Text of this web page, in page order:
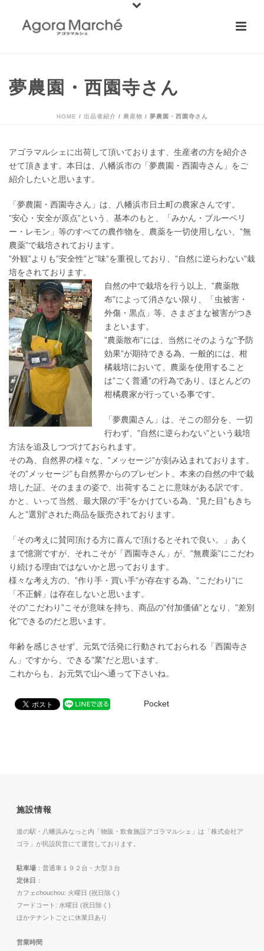
夢農園・西園寺さん
HOME / 出品者紹介 / 農産物 / 夢農園・西園寺さん
アゴラマルシェに出荷して頂いております、生産者の方を紹介さ
せて頂きます。本日は、八幡浜市の「夢農園・西園寺さん」をご
紹介したいと思います。
「夢農園・西園寺さん」は、八幡浜市日土町の農家さんです。
”安心・安全が原点”という、基本のもと、「みかん・ブルーベリ
ー・レモン」等のすべての農作物を、農薬を一切使用しない、”無
農薬”で栽培されております。
”外観”よりも”安全性”と”味”を重視しており、”自然に逆らわない”栽
培をされております。
自然の中で栽培を行う以上、”農薬散
布”によって消さない限り、「虫被害・
外傷・黒点」等、さまざまな被害がつき
まといます。
”農薬散布”には、当然にそのような”予防
効果”が期待できる為、一般的には、柑
橘栽培において、農薬を使用すること
は”ごく普通”の行為であり、ほとんどの
柑橘農家が行っている事です。
「夢農園さん」は、そこの部分を、一切
行わず、”自然に逆らわない”という栽培
方法を追及しつづけておられます。
その為、自然界の様々な、”メッセージ”が刻み込まれております。
その”メッセージ”も自然界からのプレゼント。本来の自然の中で栽
培した証。そのままの姿で、出荷することに意味がある訳です。
かと、いって当然、最大限の”手”をかけている為、”見た目”もきち
んと”選別”された商品を販売されております。
「その考えに賛同頂ける方に喜んで頂けるとそれで良い。」あく
まで憶測ですが、それこそが「西園寺さん」が、”無農薬”にこだわ
り続ける理由ではないかと思っております。
様々な考え方の、”作り手・買い手”が存在する為、”こだわり”に
「不正解」は存在しないと思います。
その”こだわり”こそが意味を持ち、商品の”付加価値”となり、”差別
化”できるのだと思います。
年齢を感じさせず、元気で活発に行動されておられる「西園寺さ
ん」ですから、できる”業”だと思います。
これからも、お元気で山へ通って下さいね。
Pocket
施設情報
道の駅・八幡浜みなっと内「物販・飲食施設アゴラマルシェ」は「株式会社ア
ゴラ」が民設民営にて運営しております。
駐車場 ：普通車１９２台・大型３台
定休日 ：
カフェchouchou: 火曜日 (祝日除く)
フードコート: 水曜日 (祝日除く)
ほかテナントごとに休業日あり
営業時間